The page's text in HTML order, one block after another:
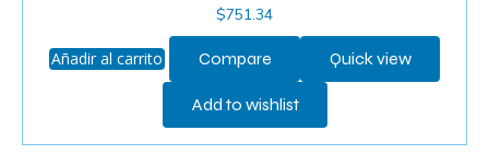
Valorado
en
4.40
de 5
$751.34
Añadir al carrito Compare Quick view
Add to wishlist